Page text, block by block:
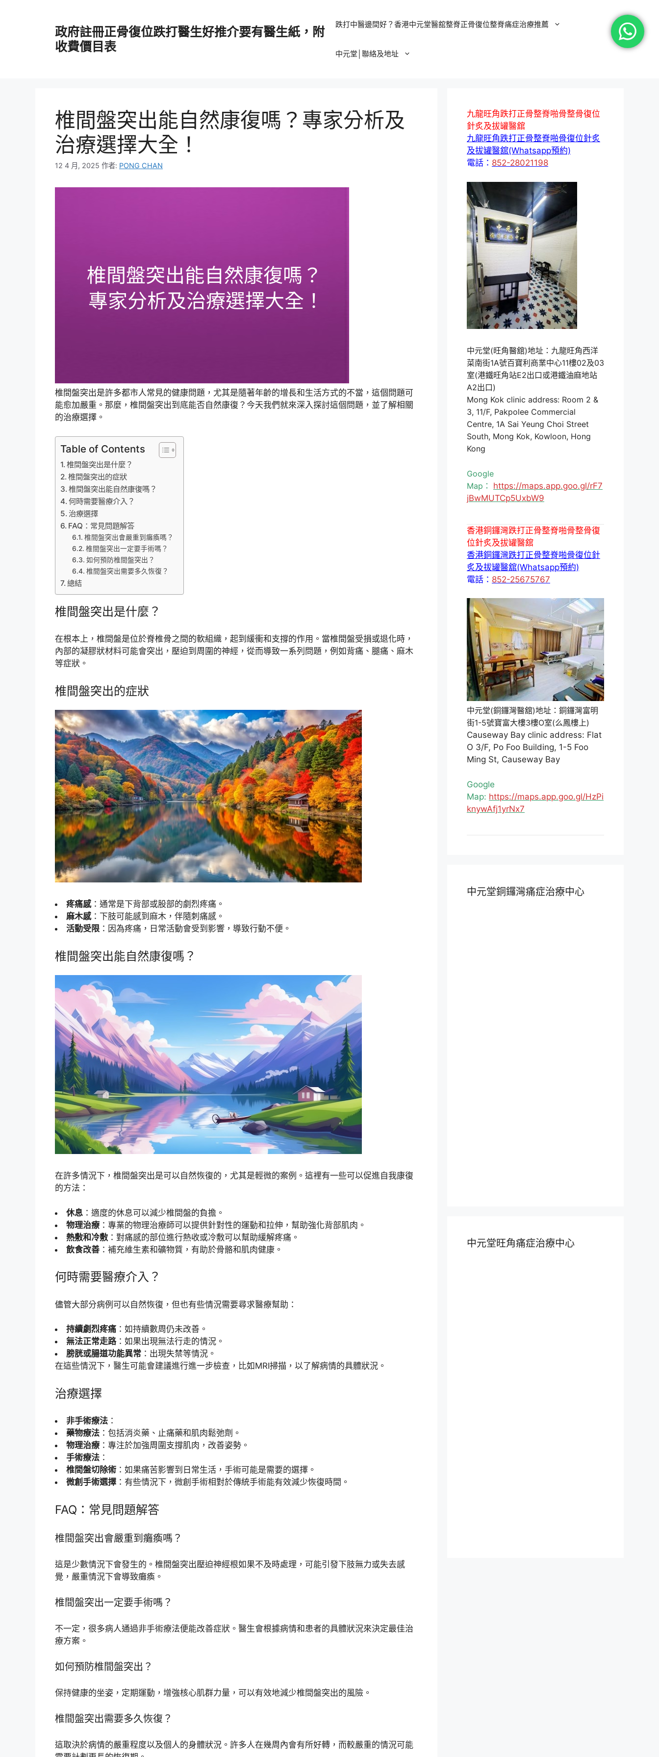
政府註冊正骨復位跌打醫生好推介要有醫生紙，附
收費價目表
跌打中醫邊間好？香港中元堂醫舘整脊正骨復位整脊痛症治療推薦
中元堂│聯絡及地址
椎間盤突出能自然康復嗎？專家分析及
治療選擇大全！
12 4 月, 2025 作者: PONG CHAN
椎間盤突出是許多都市人常見的健康問題，尤其是隨著年齡的增長和生活方式的不當，這個問題可
能愈加嚴重。那麼，椎間盤突出到底能否自然康復？今天我們就來深入探討這個問題，並了解相關
的治療選擇。
Table of Contents
椎間盤突出是什麼？
椎間盤突出的症狀
椎間盤突出能自然康復嗎？
何時需要醫療介入？
治療選擇
FAQ：常見問題解答
椎間盤突出會嚴重到癱瘓嗎？
椎間盤突出一定要手術嗎？
如何預防椎間盤突出？
椎間盤突出需要多久恢復？
總結
椎間盤突出是什麼？
在根本上，椎間盤是位於脊椎骨之間的軟組織，起到緩衝和支撐的作用。當椎間盤受損或退化時，
內部的凝膠狀材料可能會突出，壓迫到周圍的神經，從而導致一系列問題，例如背痛、腿痛、麻木
等症狀。
椎間盤突出的症狀
疼痛感：通常是下背部或股部的劇烈疼痛。
麻木感：下肢可能感到麻木，伴隨刺痛感。
活動受限 ：因為疼痛，日常活動會受到影響，導致行動不便。
椎間盤突出能自然康復嗎？
在許多情況下，椎間盤突出是可以自然恢復的，尤其是輕微的案例。這裡有一些可以促進自我康復
的方法：
休息 ：適度的休息可以減少椎間盤的負擔。
物理治療：專業的物理治療師可以提供針對性的運動和拉伸，幫助強化背部肌肉。
熱敷和冷敷 ：對痛感的部位進行熱收或冷敷可以幫助緩解疼痛。
飲食改善 ：補充維生素和礦物質，有助於骨骼和肌肉健康。
何時需要醫療介入？
儘管大部分病例可以自然恢復，但也有些情況需要尋求醫療幫助：
持續劇烈疼痛 ：如持續數周仍未改善。
無法正常走路：如果出現無法行走的情況。
膀胱或腸道功能異常 ：出現失禁等情況。
在這些情況下，醫生可能會建議進行進一步檢查，比如MRI掃描，以了解病情的具體狀況。
治療選擇
非手術療法 ：
藥物療法 ：包括消炎藥、止痛藥和肌肉鬆弛劑。
物理治療：專注於加強周圍支撐肌肉，改善姿勢。
手術療法 ：
椎間盤切除術 ：如果痛苦影響到日常生活，手術可能是需要的選擇。
微創手術選擇 ：有些情況下，微創手術相對於傳統手術能有效減少恢復時間。
FAQ：常見問題解答
椎間盤突出會嚴重到癱瘓嗎？
這是少數情況下會發生的。椎間盤突出壓迫神經根如果不及時處理，可能引發下肢無力或失去感
覺，嚴重情況下會導致癱瘓。
椎間盤突出一定要手術嗎？
不一定，很多病人通過非手術療法便能改善症狀。醫生會根據病情和患者的具體狀況來決定最佳治
療方案。
如何預防椎間盤突出？
保持健康的坐姿，定期運動，增強核心肌群力量，可以有效地減少椎間盤突出的風險。
椎間盤突出需要多久恢復？
這取決於病情的嚴重程度以及個人的身體狀況。許多人在幾周內會有所好轉，而較嚴重的情況可能
九龍旺角跌打正骨整脊啪骨整骨復位
針炙及拔罐醫舘
九龍旺角跌打正骨整脊啪骨復位針炙
及拔罐醫舘(Whatsapp預約)
電話： 852-28021198
中元堂(旺角醫舘)地址：九龍旺角西洋
菜南街1A號百寶利商業中心11樓02及03
室(港鐵旺角站E2出口或港鐵油麻地站
A2出口)
Mong Kok clinic address: Room 2 &
3, 11/F, Pakpolee Commercial
Centre, 1A Sai Yeung Choi Street
South, Mong Kok, Kowloon, Hong
Kong
Google
Map： https://maps.app.goo.gl/rF7
jBwMUTCp5UxbW9
香港銅鑼灣跌打正骨整脊啪骨整骨復
位針炙及拔罐醫舘
香港銅鑼灣跌打正骨整脊啪骨復位針
炙及拔罐醫舘(Whatsapp預約)
電話： 852-25675767
中元堂(銅鑼灣醫舘)地址：銅鑼灣富明
街1-5號寶富大樓3樓O室(么鳳樓上)
Causeway Bay clinic address: Flat
O 3/F, Po Foo Building, 1-5 Foo
Ming St, Causeway Bay
Google
Map: https://maps.app.goo.gl/HzPi
knywAfj1yrNx7
中元堂銅鑼灣痛症治療中心
中元堂旺角痛症治療中心